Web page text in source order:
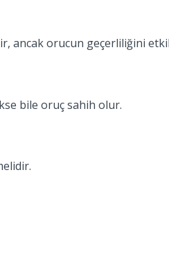
ancak orucun geçerliliğini
bile oruç sahih olur.